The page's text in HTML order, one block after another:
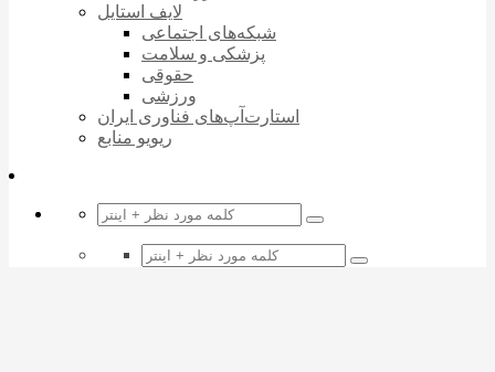
لایف استایل
شبکه‌های اجتماعی
پزشکی و سلامت
حقوقی
ورزشی
استارت‌آپ‌های فناوری ایران
ریویو منابع